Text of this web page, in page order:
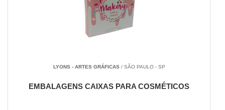
LYONS - ARTES GRÁFICAS/ SÃO PAULO - SP
EMBALAGENS CAIXAS PARA COSMÉTICOS